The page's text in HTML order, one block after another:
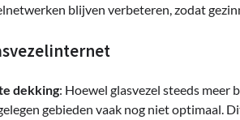
blijven verbeteren, zodat
dekking: Hoewel glasvezel steeds meer
gebieden vaak nog niet optimaal.